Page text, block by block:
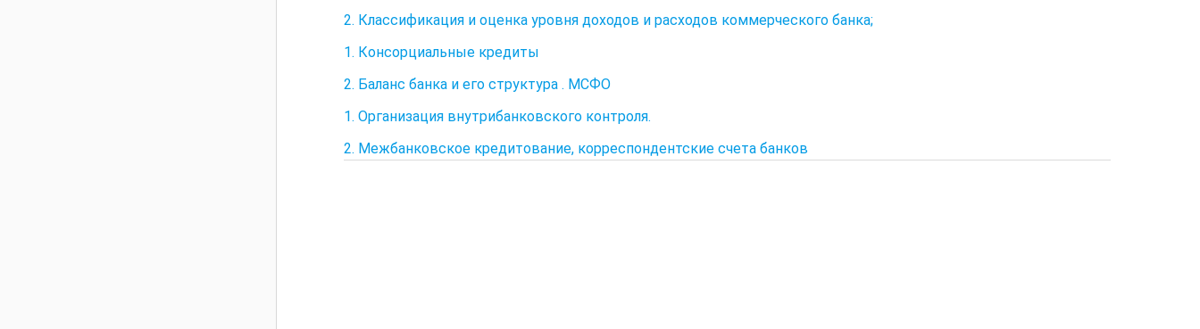
2. Классификация и оценка уровня доходов и расходов коммерческого банка;
1. Консорциальные кредиты
2. Баланс банка и его структура . МСФО
1. Организация внутрибанковского контроля.
2. Межбанковское кредитование, корреспондентские счета банков